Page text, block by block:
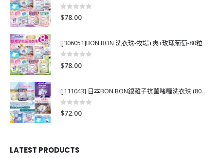
0
$78.00
[J306051]BON BON 洗衣珠-牧場+爽+玫瑰葡萄-80粒
0
$78.00
[J111043] 日本BON BON銀離子抗菌啫喱洗衣珠 (80粒)
0out of 5
$72.00
LATEST PRODUCTS